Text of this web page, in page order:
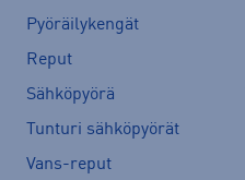
Pyöräilykengät
Reput
Sähköpyörä
Tunturi sähköpyörät
Vans-reput